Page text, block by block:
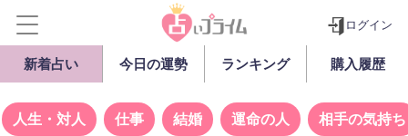
ログイン
新着占い 今日の運勢 ランキング 購入履歴
人生・対人 仕事 結婚 運命の人 相手の気持ち